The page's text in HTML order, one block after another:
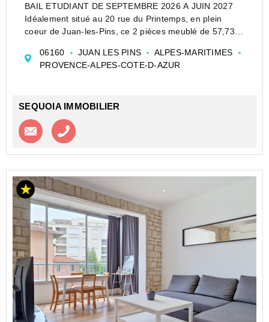
BAIL ETUDIANT DE SEPTEMBRE 2026 A JUIN 2027
Idéalement situé au 20 rue du Printemps, en plein
coeur de Juan-les-Pins, ce 2 pièces meublé de 57,73
immédiate des commerces, transports et plages.
Il se compose d...
06160 JUAN LES PINS
ALPES-MARITIMES
PROVENCE-ALPES-COTE-D-AZUR
SEQUOIA IMMOBILIER
Contacter l'agence